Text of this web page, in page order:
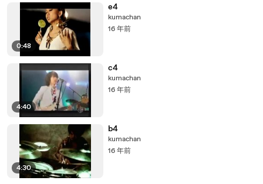
0:48
e4
kumachan
16 年前
4:40
c4
kumachan
16 年前
4:30
b4
kumachan
16 年前